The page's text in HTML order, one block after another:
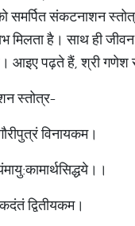
समर्पित संकटनाशन
मिलता है। साथ ही
आइए पढ़ते हैं, श्री गणेश
स्तोत्र-
विनायकम।
द्वितीयकम।